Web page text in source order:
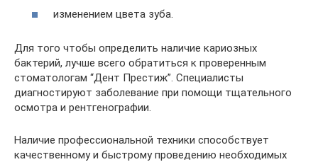
изменением цвета зуба.
Для того чтобы определить наличие кариозных
бактерий, лучше всего обратиться к проверенным
стоматологам “Дент Престиж”. Специалисты
диагностируют заболевание при помощи тщательного
осмотра и рентгенографии.
Наличие профессиональной техники способствует
качественному и быстрому проведению необходимых